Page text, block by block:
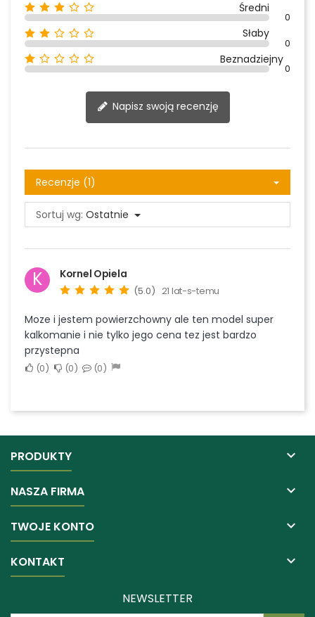
Średni
0
Słaby
0
Beznadziejny
0
Napisz swoją recenzję
Recenzje (1)
Sortuj wg: Ostatnie
K Kornel Opiela
(5.0) 21 lat-s-temu
Moze i jestem powierzchowny ale ten model super
kalkomanie i nie tylko jego cena tez jest bardzo
przystepna
0 0 0
PRODUKTY 
NASZA FIRMA 
TWOJE KONTO 
KONTAKT 
NEWSLETTER